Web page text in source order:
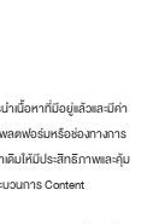
ำเนื้อหาที่มีอยู่แล้วและมีค่า
พลตฟอร์มหรือช่องทางการ
เดิมให้มีประสิทธิภาพและคุ้ม
วนการ Content